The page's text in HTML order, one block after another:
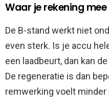
Waar je rekening
De B-stand werkt niet
even sterk. Is je accu
een laadbeurt, dan kan
De regeneratie is dan
remwerking voelt